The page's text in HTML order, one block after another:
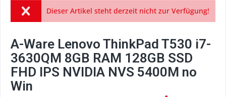
Dieser Artikel steht derzeit nicht zur Verfügung!
A-Ware Lenovo ThinkPad T530 i7-
3630QM 8GB RAM 128GB SSD
FHD IPS NVIDIA NVS 5400M no
Win